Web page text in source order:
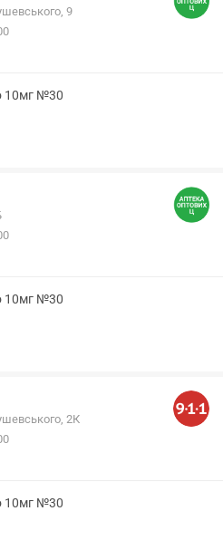
9
10мг №30
10мг №30
2К
10мг №30